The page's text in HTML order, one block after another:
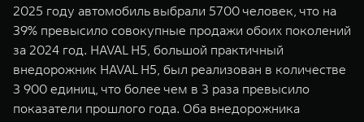
2025 году автомобиль выбрали 5700 человек, что на
39% превысило совокупные продажи обоих поколений
за 2024 год. HAVAL H5, большой практичный
внедорожник HAVAL H5, был реализован в количестве
3 900 единиц, что более чем в 3 раза превысило
показатели прошлого года. Оба внедорожника